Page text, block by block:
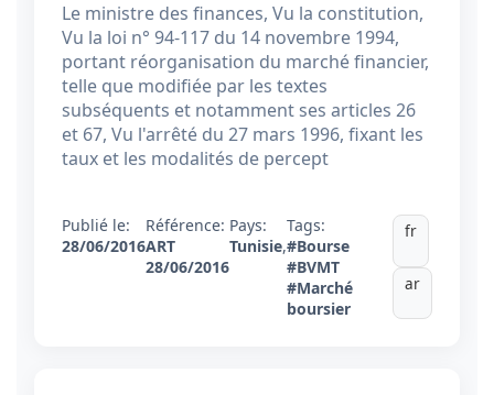
Le ministre des finances, Vu la constitution,
Vu la loi n° 94-117 du 14 novembre 1994,
portant réorganisation du marché financier,
telle que modifiée par les textes
subséquents et notamment ses articles 26
et 67, Vu l'arrêté du 27 mars 1996, fixant les
taux et les modalités de percept
Publié le:
28/06/2016
Référence:
ART
28/06/2016
Pays:
Tunisie,
Tags:
#Bourse
#BVMT
#Marché
boursier
fr
ar